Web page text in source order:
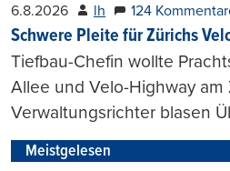
6.8.2026 lh 124
Schwere Pleite für Zürichs
Tiefbau-Chefin wollte
Allee und Velo-Highway am
Verwaltungsrichter blasen
Meistgelesen